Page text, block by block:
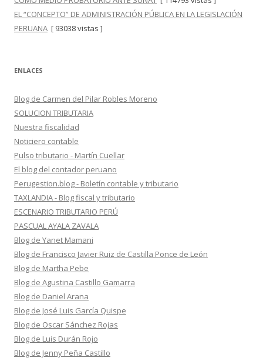
EL “CONCEPTO” DE ADMINISTRACIÓN PÚBLICA EN LA LEGISLACIÓN
PERUANA [ 93038 vistas ]
ENLACES
Blog de Carmen del Pilar Robles Moreno
SOLUCION TRIBUTARIA
Nuestra fiscalidad
Noticiero contable
Pulso tributario - Martín Cuellar
El blog del contador peruano
Perugestion.blog - Boletín contable y tributario
TAXLANDIA - Blog fiscal y tributario
ESCENARIO TRIBUTARIO PERÚ
PASCUAL AYALA ZAVALA
Blog de Yanet Mamani
Blog de Francisco Javier Ruiz de Castilla Ponce de León
Blog de Martha Pebe
Blog de Agustina Castillo Gamarra
Blog de Daniel Arana
Blog de José Luis García Quispe
Blog de Oscar Sánchez Rojas
Blog de Luis Durán Rojo
Blog de Jenny Peña Castillo